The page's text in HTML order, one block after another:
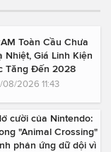
Toàn Cầu Chưa
Nhiệt, Giá Linh Kiện
Tăng Đến 2028
2026 11:43
cười của Nintendo:
"Animal Crossing"
phản ứng dữ dội vì